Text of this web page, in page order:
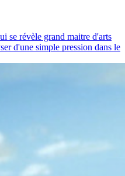
se révèle grand maitre d'arts
d'une simple pression dans le